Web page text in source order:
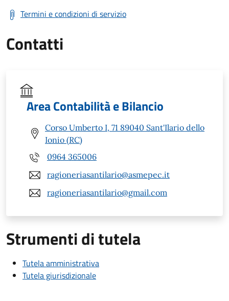
Termini e condizioni di servizio
Contatti
Area Contabilità e Bilancio
Corso Umberto I, 71 89040 Sant'Ilario dello
Ionio (RC)
0964 365006
ragioneriasantilario@asmepec.it
ragioneriasantilario@gmail.com
Strumenti di tutela
Tutela amministrativa
Tutela giurisdizionale